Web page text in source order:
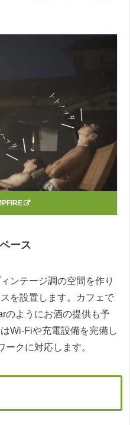
ース
ンテージ調の空間を作り
を設置します。カフェで
のようにお酒の提供も予
Wi-Fiや充電設備を完備し
クに対応します。